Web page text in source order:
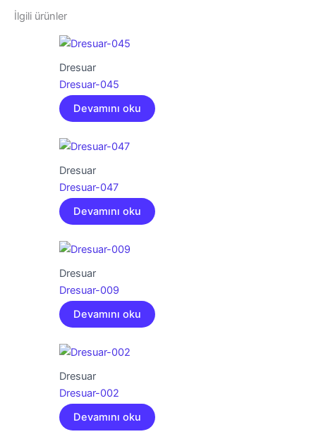
İlgili ürünler
Dresuar
Dresuar-045
Devamını oku
Dresuar
Dresuar-047
Devamını oku
Dresuar
Dresuar-009
Devamını oku
Dresuar
Dresuar-002
Devamını oku